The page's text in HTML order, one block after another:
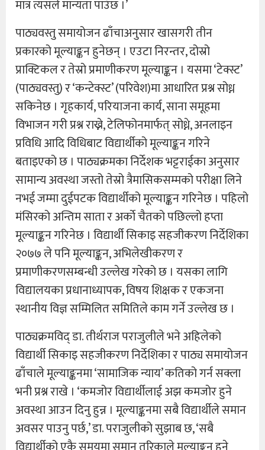
मात्र त्यसले मान्यता पाउँछ ।’
पाठ्यवस्तु समायोजन ढाँचाअनुसार खासगरी तीन
प्रकारको मूल्याङ्कन हुनेछन् । एउटा निरन्तर, दोस्रो
प्राक्टिकल र तेस्रो प्रमाणीकरण मूल्याङ्कन । यसमा ‘टेक्स्ट’
(पाठ्यवस्तु) र ‘कन्टेक्स्ट’ (परिवेश)मा आधारित प्रश्न सोध्न
सकिनेछ । गृहकार्य, परियाजना कार्य, साना समूहमा
विभाजन गरी प्रश्न राख्ने, टेलिफोनमार्फत् सोध्ने, अनलाइन
प्रविधि आदि विधिबाट विद्यार्थीको मूल्याङ्कन गरिने
बताइएको छ । पाठ्यक्रमका निर्देशक भट्टराईका अनुसार
सामान्य अवस्था जस्तो तेस्रो त्रैमासिकसम्मको परीक्षा लिने
नभई जम्मा दुईपटक विद्यार्थीको मूल्याङ्कन गरिनेछ । पहिलो
मंसिरको अन्तिम साता र अर्काे चैतको पछिल्लो हप्ता
मूल्याङ्कन गरिनेछ । विद्यार्थी सिकाइ सहजीकरण निर्देशिका
२०७७ ले पनि मूल्याङ्कन, अभिलेखीकरण र
प्रमाणीकरणसम्बन्धी उल्लेख गरेको छ । यसका लागि
विद्यालयका प्रधानाध्यापक, विषय शिक्षक र एकजना
स्थानीय विज्ञ सम्मिलित समितिले काम गर्ने उल्लेख छ ।
पाठ्यक्रमविद् डा. तीर्थराज पराजुलीले भने अहिलेको
विद्यार्थी सिकाइ सहजीकरण निर्देशिका र पाठ्य समायोजन
ढाँचाले मूल्याङ्कनमा ‘सामाजिक न्याय’ कतिको गर्न सक्ला
भनी प्रश्न राखे । ‘कमजोर विद्यार्थीलाई अझ कमजोर हुने
अवस्था आउन दिनु हुन्न । मूल्याङ्कनमा सबै विद्यार्थीले समान
अवसर पाउनु पर्छ,’ डा. पराजुलीको सुझाब छ, ‘सबै